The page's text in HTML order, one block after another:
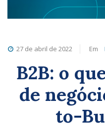
27 de abril de 2022 Em
B2B: o
de
to-